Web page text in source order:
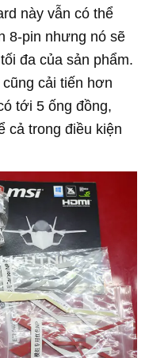
này vẫn có thể
8-pin nhưng nó sẽ
đa của sản phẩm.
cải tiến hơn
tới 5 ống đồng,
cả trong điều kiện